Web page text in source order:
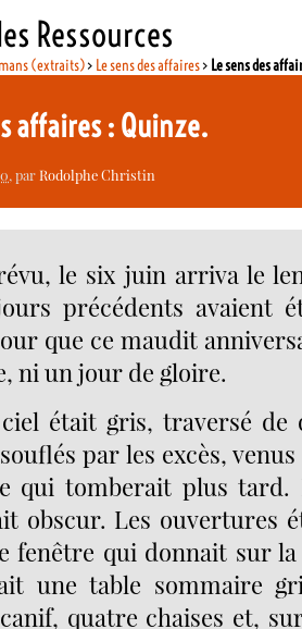
Ressources
(extraits)> Le sens des affaires> Le sens des
affaires : Quinze.
, parRodolphe Christin
le six juin arriva le
précédents avaient
que ce maudit
ni un jour de gloire.
était gris, traversé de
par les excès, venus
qui tomberait plus tard.
obscur. Les ouvertures
fenêtre qui donnait sur
une table sommaire
quatre chaises et,